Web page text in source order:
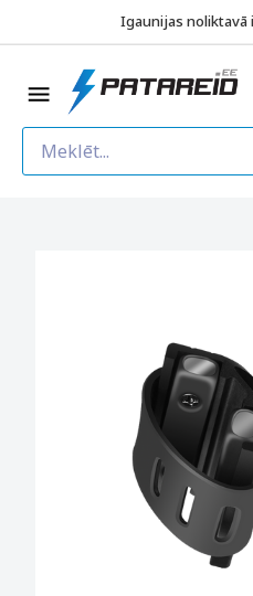
Igaunijas noliktavā